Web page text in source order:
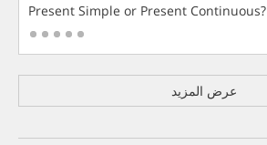
Present Simple or Present Continuous?
عرض المزيد